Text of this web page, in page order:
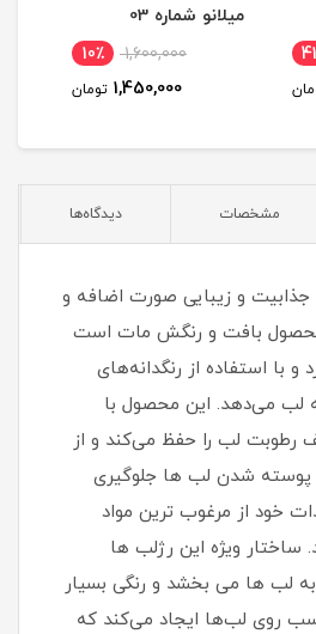
میلانو شماره 03
1,600,000 10٪
1,450,000 تومان
مشخصات دیدگاه‌ها
جذابیت و زیبایی صورت اضافه و
محصول بافت و رنگش مات است
و با استفاده از رنگدانه‌های
لب می‌دهد. این محصول با
لب را حفظ می‌کند و از
پوسته شدن لب ها جلوگیری
خود از مرغوب ترین مواد
ساختار ویژه این رژ‌لب ها
لب ها می بخشد و رنگی بسیار
روی لب‌ها ایجاد می‌کند که